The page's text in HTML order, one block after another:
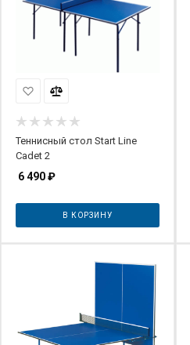
Теннисный стол Start Line
Cadet 2
6 490₽
В КОРЗИНУ